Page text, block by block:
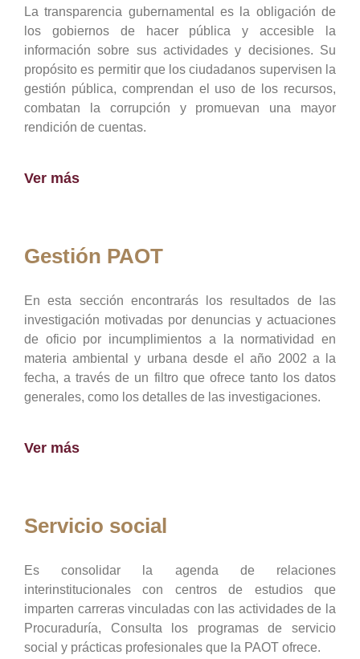
La transparencia gubernamental es la obligación de
los gobiernos de hacer pública y accesible la
información sobre sus actividades y decisiones. Su
propósito es permitir que los ciudadanos supervisen la
gestión pública, comprendan el uso de los recursos,
combatan la corrupción y promuevan una mayor
rendición de cuentas.
Ver más
Gestión PAOT
En esta sección encontrarás los resultados de las
investigación motivadas por denuncias y actuaciones
de oficio por incumplimientos a la normatividad en
materia ambiental y urbana desde el año 2002 a la
fecha, a través de un filtro que ofrece tanto los datos
generales, como los detalles de las investigaciones.
Ver más
Servicio social
Es consolidar la agenda de relaciones
interinstitucionales con centros de estudios que
imparten carreras vinculadas con las actividades de la
Procuraduría, Consulta los programas de servicio
social y prácticas profesionales que la PAOT ofrece.